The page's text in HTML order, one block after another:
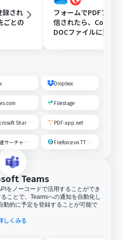
され
ごとの
フォームでPDFファ
信されたら、
DOCファイルに変換
Dropbox
Filestage
Microsoft SharePoint PDF-app.net
快速サーチャーGX Fileforce on TTS Cloud
Teams
をノーコードで活用することができ
ことで、Teamsへの通知を自動化し
動的に予定を登録することが可能で
しくみる